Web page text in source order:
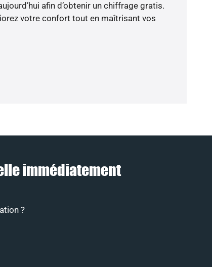
afin d’obtenir un chiffrage gratis.
votre confort tout en maîtrisant vos
immédiatement
?